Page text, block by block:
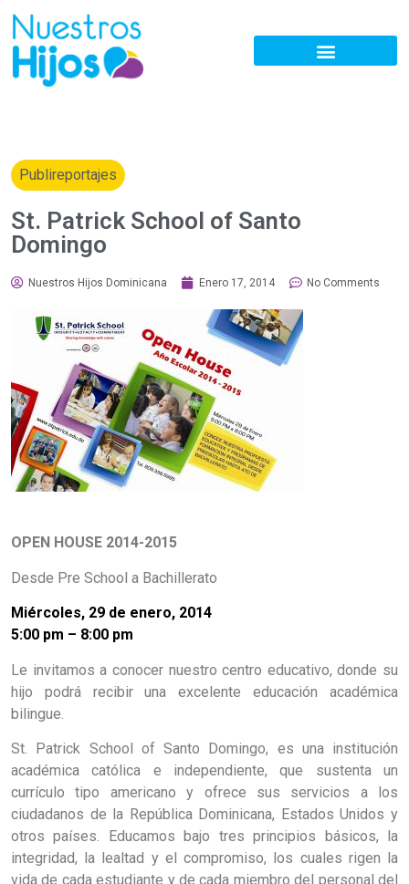
Publireportajes
St. Patrick School of Santo
Domingo
Nuestros Hijos Dominicana Enero 17, 2014 No Comments
OPEN HOUSE 2014-2015
Desde Pre School a Bachillerato
Miércoles, 29 de enero, 2014
5:00 pm – 8:00 pm
Le invitamos a conocer nuestro centro educativo, donde su
hijo podrá recibir una excelente educación académica
bilingue.
St. Patrick School of Santo Domingo, es una institución
académica católica e independiente, que sustenta un
currículo tipo americano y ofrece sus servicios a los
ciudadanos de la República Dominicana, Estados Unidos y
otros países. Educamos bajo tres principios básicos, la
integridad, la lealtad y el compromiso, los cuales rigen la
vida de cada estudiante y de cada miembro del personal del